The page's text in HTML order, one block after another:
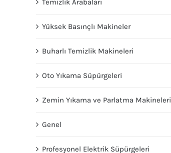
Temizlik Arabaları
Yüksek Basınçlı Makineler
Buharlı Temizlik Makineleri
Oto Yıkama Süpürgeleri
Zemin Yıkama ve Parlatma Makineleri
Genel
Profesyonel Elektrik Süpürgeleri